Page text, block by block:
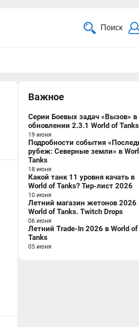
Поиск
Важное
Серии Боевых задач «Вызов» в
обновлении 2.3.1 World of Tanks
19 июня
Подробности события
рубеж: Северные земли» в
Tanks
18 июня
Какой танк 11 уровня качать в
World of Tanks? Тир-лист 2026
10 июня
Летний магазин жетонов 2026
World of Tanks. Twitch Drops
06 июня
Летний Trade-In 2026 в World of
Tanks
05 июня